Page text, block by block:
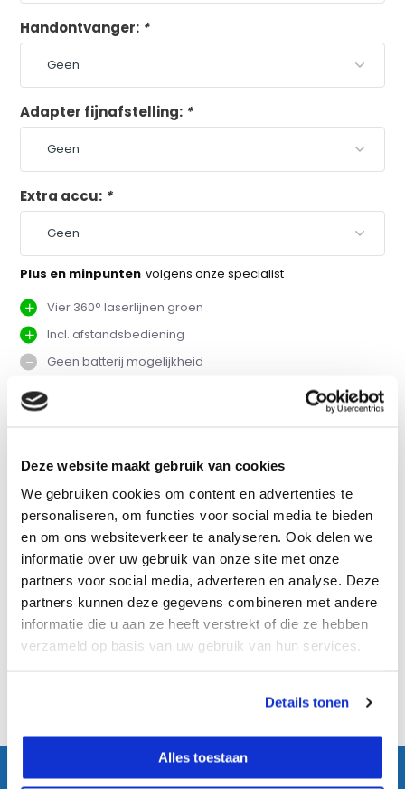
Deze website maakt gebruik van cookies
We gebruiken cookies om content en advertenties te
personaliseren, om functies voor social media te bieden
en om ons websiteverkeer te analyseren. Ook delen we
informatie over uw gebruik van onze site met onze
partners voor social media, adverteren en analyse. Deze
partners kunnen deze gegevens combineren met andere
informatie die u aan ze heeft verstrekt of die ze hebben
verzameld op basis van uw gebruik van hun services.
Details tonen
Alles toestaan
Handontvanger: *
Adapter fijnafstelling: *
Extra accu: *
Plus en minpunten volgens onze specialist
Vier 360° laserlijnen groen
Incl. afstandsbediening
Geen batterij mogelijkheid
Vergelijk
Productomschrijving
Eigenschappen
Specificaties
Reviews
KIJK OOK HIER EENS NAAR